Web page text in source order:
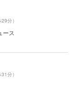
29分）
ース
31分）